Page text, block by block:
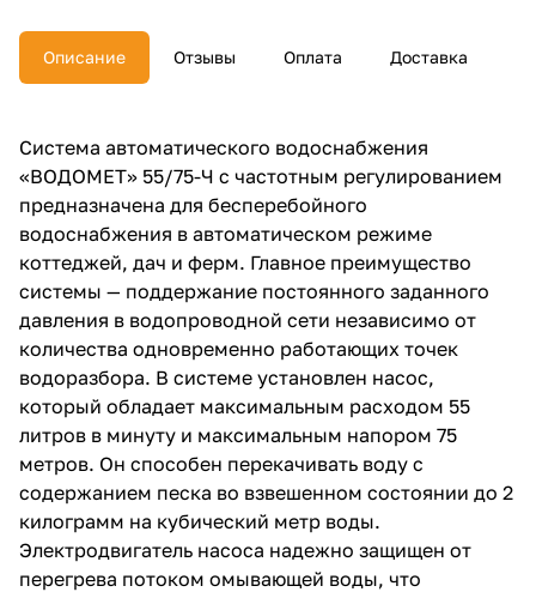
Описание Отзывы Оплата Доставка
Система автоматического водоснабжения
«ВОДОМЕТ» 55/75-Ч с частотным регулированием
предназначена для бесперебойного
водоснабжения в автоматическом режиме
коттеджей, дач и ферм. Главное преимущество
системы — поддержание постоянного заданного
давления в водопроводной сети независимо от
количества одновременно работающих точек
водоразбора. В системе установлен насос,
который обладает максимальным расходом 55
литров в минуту и максимальным напором 75
метров. Он способен перекачивать воду с
содержанием песка во взвешенном состоянии до 2
килограмм на кубический метр воды.
Электродвигатель насоса надежно защищен от
перегрева потоком омывающей воды, что
недели